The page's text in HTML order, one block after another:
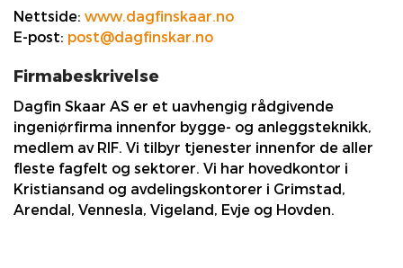
Nettside: www.dagfinskaar.no
E-post: post@dagfinskar.no
Firmabeskrivelse
Dagfin Skaar AS er et uavhengig rådgivende
ingeniørfirma innenfor bygge- og anleggsteknikk,
medlem av RIF. Vi tilbyr tjenester innenfor de aller
fleste fagfelt og sektorer. Vi har hovedkontor i
Kristiansand og avdelingskontorer i Grimstad,
Arendal, Vennesla, Vigeland, Evje og Hovden.